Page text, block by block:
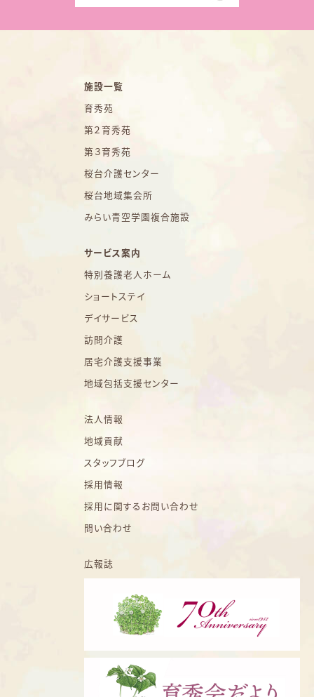
施設一覧
育秀苑
第２育秀苑
第３育秀苑
桜台介護センター
桜台地域集会所
みらい青空学園複合施設
サービス案内
特別養護老人ホーム
ショートステイ
デイサービス
訪問介護
居宅介護支援事業
地域包括支援センター
法人情報
地域貢献
スタッフブログ
採用情報
採用に関するお問い合わせ
問い合わせ
広報誌